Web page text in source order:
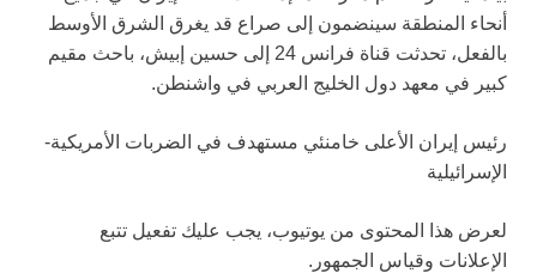
أنحاء المنطقة سينضمون إلى صراع قد يغرق الشرق الأوسط
بالفعل، تحدثت قناة فرانس 24 إلى حسين إبيش، باحث مقيم
كبير في معهد دول الخليج العربي في واشنطن.
رئيس إيران الأعلى خامنئي مستهدف في الضربات الأمريكية-
الإسرائيلية
لعرض هذا المحتوى من يوتيوب، يجب عليك تفعيل تتبع
الإعلانات وقياس الجمهور.